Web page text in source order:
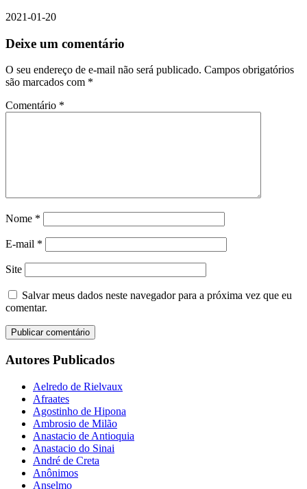
2021-01-20
Deixe um comentário
O seu endereço de e-mail não será publicado. Campos obrigatórios
são marcados com *
Comentário *
Nome *
E-mail *
Site
Salvar meus dados neste navegador para a próxima vez que eu
comentar.
Autores Publicados
Aelredo de Rielvaux
Afraates
Agostinho de Hipona
Ambrosio de Milão
Anastacio de Antioquia
Anastacio do Sinai
André de Creta
Anônimos
Anselmo